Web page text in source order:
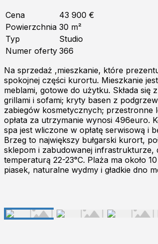
Cena
43 900 €
Powierzchnia 30 m²
Typ
Studio
Numer oferty 366
Na sprzedaż ,mieszkanie, które
spokojnej części kurortu. Mieszkanie
meblami, gotowe do użytku. Składa się
grillami i sofami; kryty basen z
zabiegów kosmetycznych; przestronne
opłata za utrzymanie wynosi 496euro.
spa jest wliczone w opłatę serwisową i
Brzeg to największy bułgarski kurort,
sklepom i zabudowanej infrastrukturze,
temperaturą 22-23°C. Plaża ma około
piasek, naturalne wydmy i gładkie dno